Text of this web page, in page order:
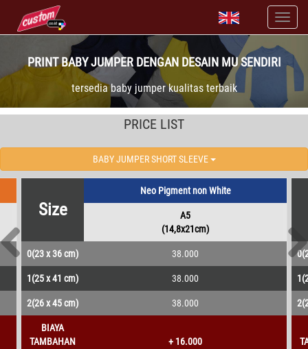
PRINT BABY JUMPER DENGAN DESAIN MU SENDIRI
tersedia baby jumper kualitas terbaik
PRICE LIST
BABY JUMPER SHORT SLEEVE
Size
Neo Pigment non White
A5
(14,8x21cm)
0(23 x 36 cm) 38.000
1(25 x 41 cm) 38.000
2(26 x 45 cm) 38.000
BIAYA
TAMBAHAN
+ 16.000